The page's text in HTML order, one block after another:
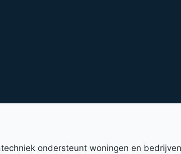
ondersteunt woningen en